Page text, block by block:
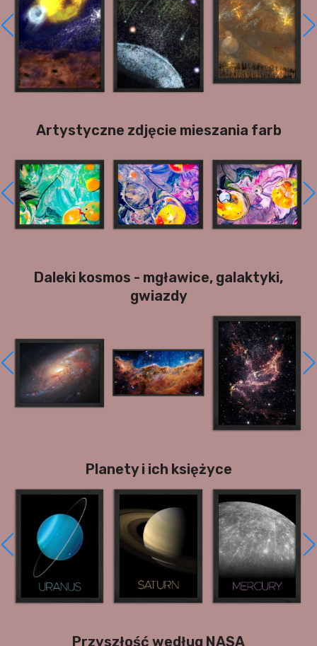
Artystyczne zdjęcie mieszania farb
Daleki kosmos - mgławice, galaktyki,
gwiazdy
Planety i ich księżyce
Przyszłość według NASA